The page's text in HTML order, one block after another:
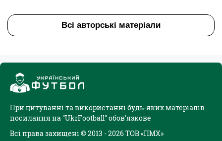
Всі авторські матеріали
При цитуванні та використанні будь-яких матеріалів
посилання на "UkrFootball" обов'язкове
Всі права захищені © 2013 - 2026 ТОВ «ПМХ»